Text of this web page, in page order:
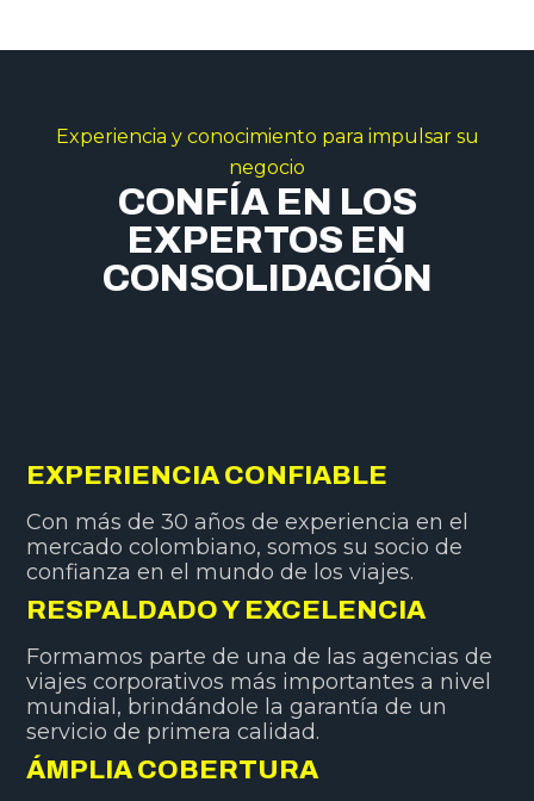
Experiencia y conocimiento para impulsar su
negocio
CONFÍA EN LOS
EXPERTOS EN
CONSOLIDACIÓN
EXPERIENCIA CONFIABLE
Con más de 30 años de experiencia en el
mercado colombiano, somos su socio de
confianza en el mundo de los viajes.
RESPALDADO Y EXCELENCIA
Formamos parte de una de las agencias de
viajes corporativos más importantes a nivel
mundial, brindándole la garantía de un
servicio de primera calidad.
ÁMPLIA COBERTURA